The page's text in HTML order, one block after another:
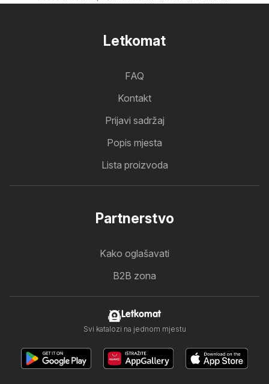
Letkomat
FAQ
Kontakt
Prijavi sadržaj
Popis mjesta
Lista proizvoda
Partnerstvo
Kako oglašavati
B2B zona
Letkomat
Svi katalozi na jednom mjestu